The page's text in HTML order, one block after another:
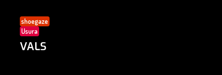
shoegaze
Usura
VALS